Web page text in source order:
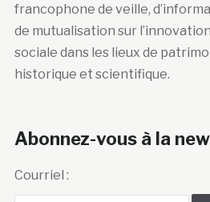
francophone de veille,
de mutualisation sur
sociale dans les lieux de
historique et scientifique.
Abonnez-vous à la
Courriel :